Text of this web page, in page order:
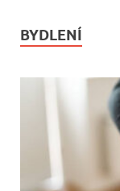
BYDLENÍ